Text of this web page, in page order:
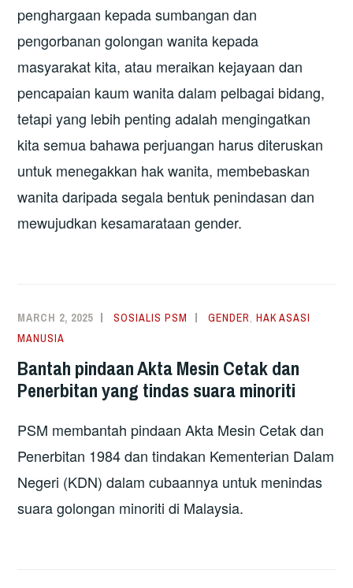
penghargaan kepada sumbangan dan
pengorbanan golongan wanita kepada
masyarakat kita, atau meraikan kejayaan dan
pencapaian kaum wanita dalam pelbagai bidang,
tetapi yang lebih penting adalah mengingatkan
kita semua bahawa perjuangan harus diteruskan
untuk menegakkan hak wanita, membebaskan
wanita daripada segala bentuk penindasan dan
mewujudkan kesamarataan gender.
MARCH 2, 2025 SOSIALIS PSM GENDER,HAK ASASI
MANUSIA
Bantah pindaan Akta Mesin Cetak dan
Penerbitan yang tindas suara minoriti
PSM membantah pindaan Akta Mesin Cetak dan
Penerbitan 1984 dan tindakan Kementerian Dalam
Negeri (KDN) dalam cubaannya untuk menindas
suara golongan minoriti di Malaysia.